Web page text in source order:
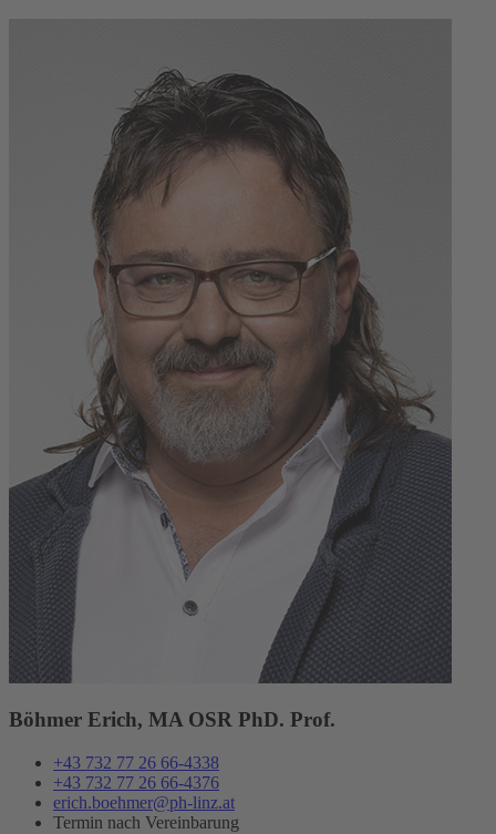
Böhmer Erich, MA OSR PhD. Prof.
+43 732 77 26 66-4338
+43 732 77 26 66-4376
erich.boehmer@ph-linz.at
Termin nach Vereinbarung